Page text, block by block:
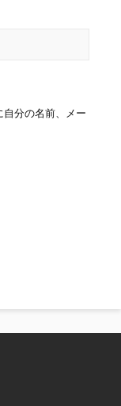
分の名前、メー